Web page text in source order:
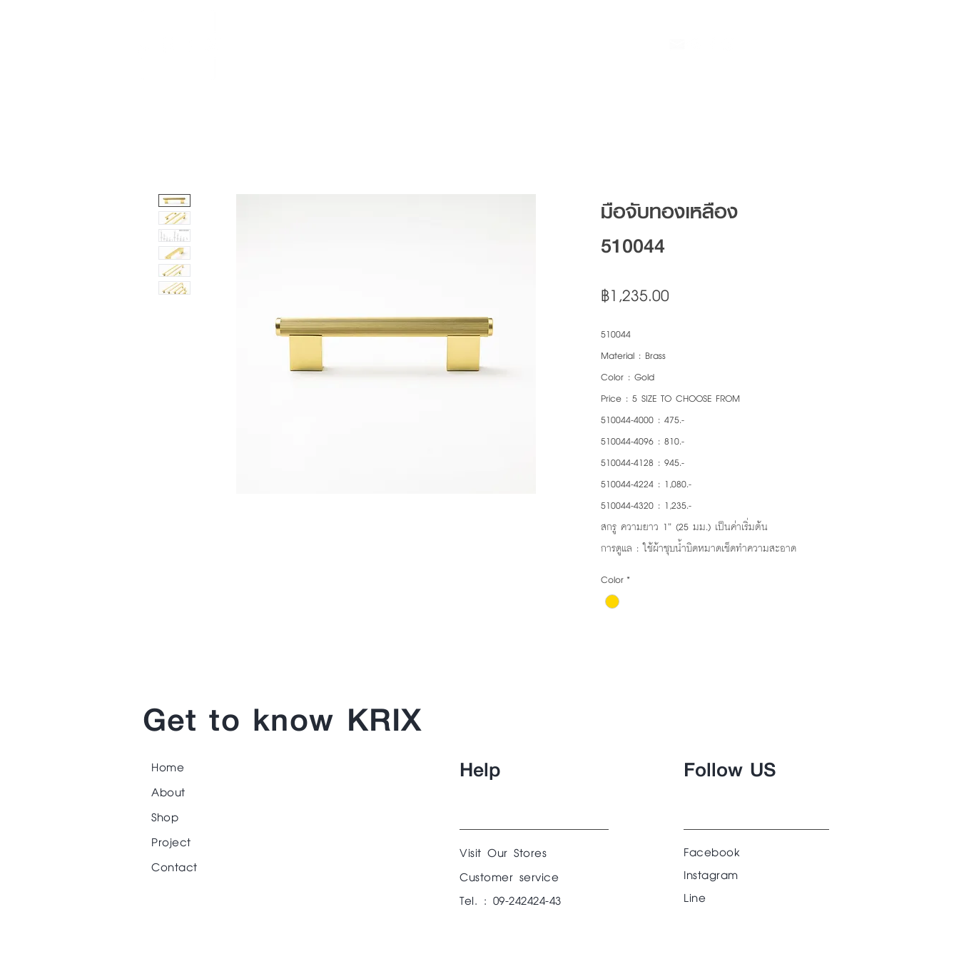
มือจับทองเหลือง
510044
฿1,235.00
510044
Material : Brass
Color : Gold
Price : 5 SIZE TO CHOOSE FROM
510044-4000 : 475.-
510044-4096 : 810.-
510044-4128 : 945.-
510044-4224 : 1,080.-
510044-4320 : 1,235.-
สกรู ความยาว 1” (25 มม.) เป็นค่าเริ่มต้น
การดูแล : ใช้ผ้าชุบน้ำบิดหมาดเช็ดทำความสะอาด
Color*
Get to know KRIX
Home
About
Shop
Project
Contact
Help Follow US
Facebook
Instagram
Line
Visit Our Stores
Customer service
Tel. : 09-242424-43